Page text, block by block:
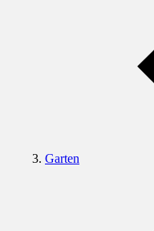
Garten